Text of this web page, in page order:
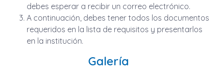
debes esperar a recibir un correo electrónico.
A continuación, debes tener todos los documentos
requeridos en la lista de requisitos y presentarlos
en la institución.
Galería